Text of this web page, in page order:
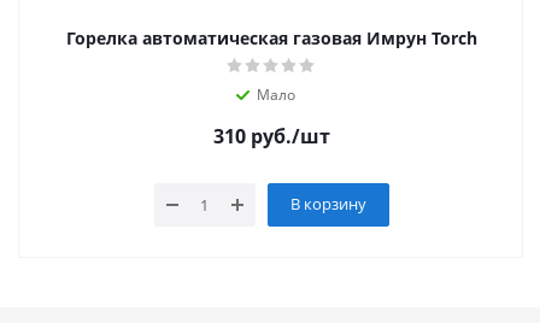
Горелка автоматическая газовая Имрун Torch
Мало
310руб./шт
В корзину